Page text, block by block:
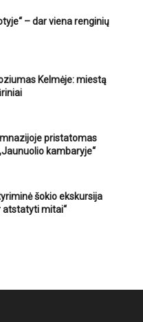
– dar viena renginių
Kelmėje: miestą
pristatomas
kambaryje“
šokio ekskursija
atstatyti mitai“